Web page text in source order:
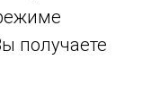
получаете